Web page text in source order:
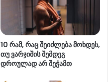
10 რამ, რაც შეიძლება მოხდეს,
თუ ვარჯიშის შემდეგ
დროულად არ შეჭამთ